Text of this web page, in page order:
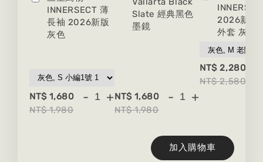
INNERSECT 薄
長袖 2026新版
灰色
NT$ 1,680
NT$ 1,980
- +
Slate 經典黑色
墨鏡
NT$ 1,680
NT$ 1,980
- +
2026新版
外套 灰色
NT$ 2,280
NT$ 2,580
加入購物車